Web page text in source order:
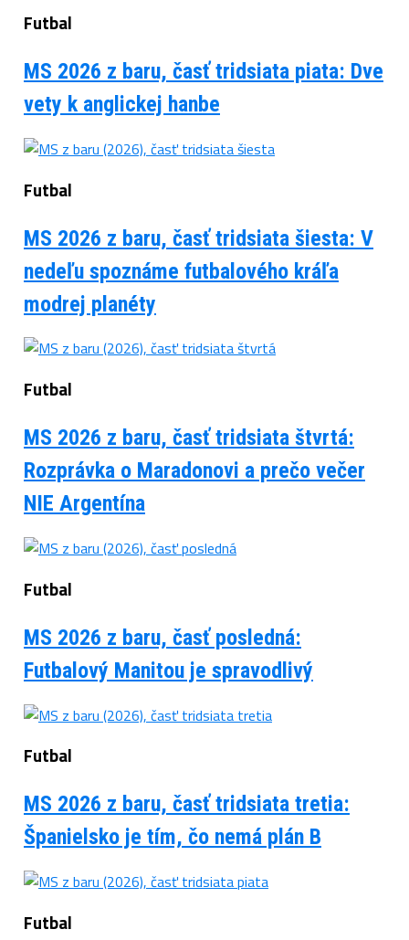
Futbal
MS 2026 z baru, časť tridsiata piata: Dve
vety k anglickej hanbe
Futbal
MS 2026 z baru, časť tridsiata šiesta: V
nedeľu spoznáme futbalového kráľa
modrej planéty
Futbal
MS 2026 z baru, časť tridsiata štvrtá:
Rozprávka o Maradonovi a prečo večer
NIE Argentína
Futbal
MS 2026 z baru, časť posledná:
Futbalový Manitou je spravodlivý
Futbal
MS 2026 z baru, časť tridsiata tretia:
Španielsko je tím, čo nemá plán B
Futbal